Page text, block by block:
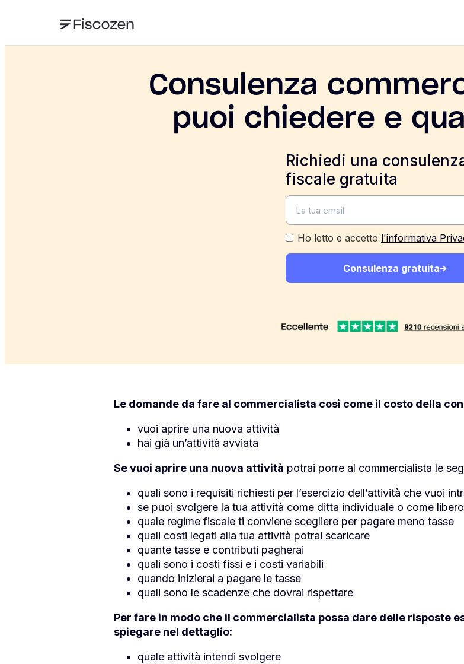
Consulenza
puoi chiedere e
Richiedi una
fiscale gratuita
Ho letto e accetto l'informativa
Consulenza gratuita
Le domande da fare al commercialista così come il costo della
vuoi aprire una nuova attività
hai già un’attività avviata
Se vuoi aprire una nuova attività potrai porre al commercialista le
quali sono i requisiti richiesti per l’esercizio dell’attività che vuoi
se puoi svolgere la tua attività come ditta individuale o come
quale regime fiscale ti conviene scegliere per pagare meno tasse
quali costi legati alla tua attività potrai scaricare
quante tasse e contributi pagherai
quali sono i costi fissi e i costi variabili
quando inizierai a pagare le tasse
quali sono le scadenze che dovrai rispettare
Per fare in modo che il commercialista possa dare delle risposte
spiegare nel dettaglio:
quale attività intendi svolgere